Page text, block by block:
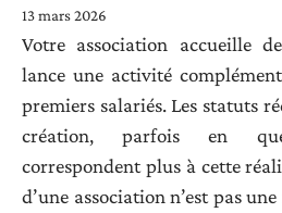
13 mars 2026
Votre association accueille
lance une activité
premiers salariés. Les statuts
création, parfois en
correspondent plus à cette
d’une association n’est pas